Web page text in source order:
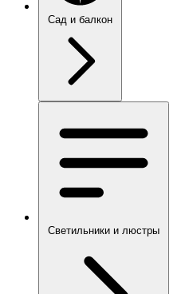
Сад и балкон
Светильники и люстры